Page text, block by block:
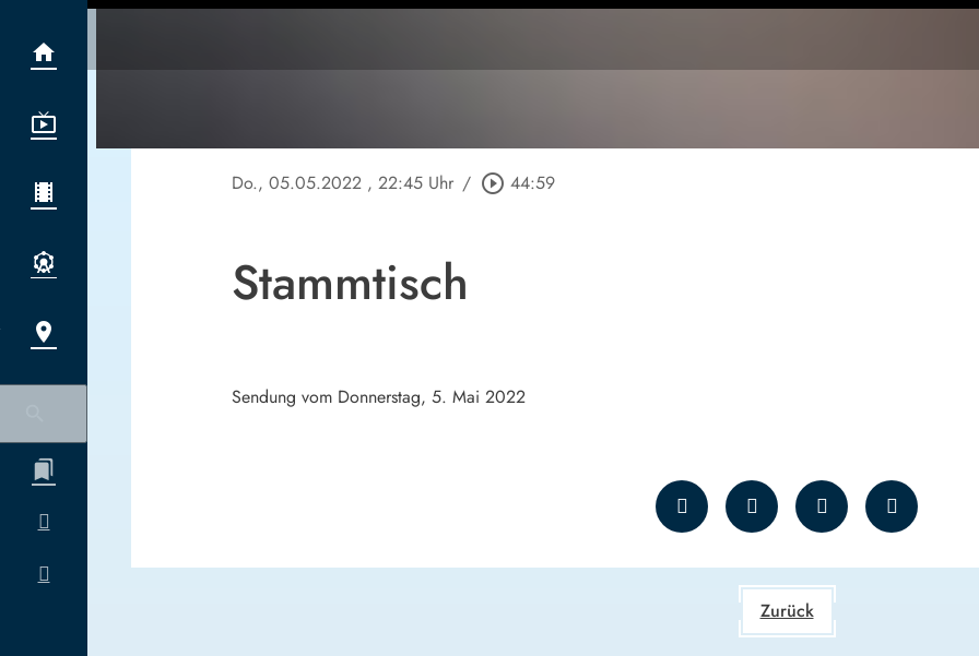
Do., 05.05.2022 , 22:45 Uhr / play_circle_outline 44:59
Stammtisch
Sendung vom Donnerstag, 5. Mai 2022
Zurück